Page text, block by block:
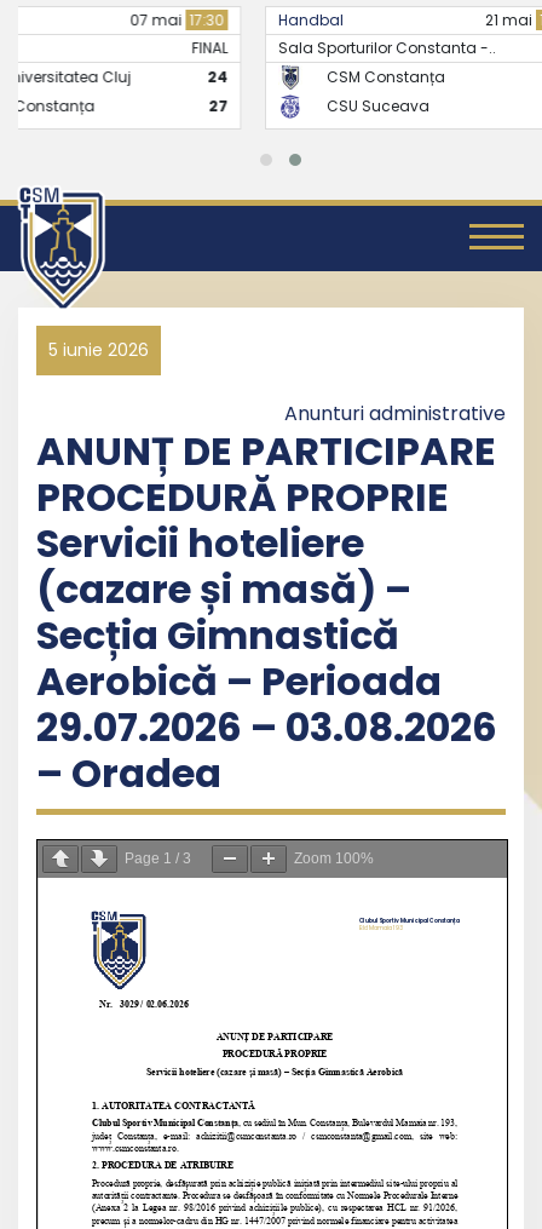
21 mai17:30
Sala Sporturilor Constanta -..
FINAL
CSM Constanța
26
CSU Suceava
24
CS
5 iunie 2026
Anunturi administrative
ANUNȚ DE PARTICIPARE
PROCEDURĂ PROPRIE
Servicii hoteliere
(cazare și masă) –
Secția Gimnastică
Aerobică – Perioada
29.07.2026 – 03.08.2026
– Oradea
Page 1 / 3 Zoom 100%